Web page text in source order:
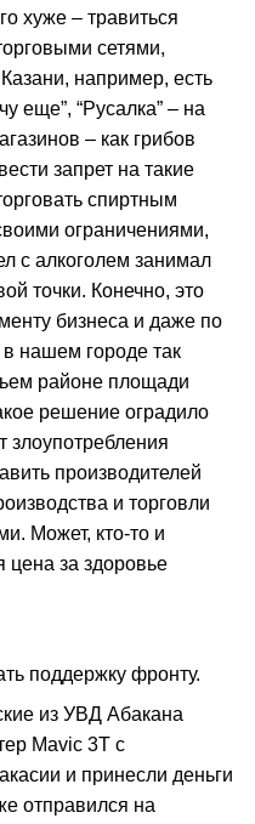
хуже – травиться
сетями,
например, есть
еще”, “Русалка” – на
– как грибов
запрет на такие
спиртным
ограничениями,
с алкоголем занимал
точки. Конечно, это
бизнеса и даже по
нашем городе так
районе площади
решение оградило
злоупотребления
производителей
и торговли
Может, кто-то и
цена за здоровье
поддержку фронту.
из УВД Абакана
Mavic 3T с
и принесли деньги
отправился на